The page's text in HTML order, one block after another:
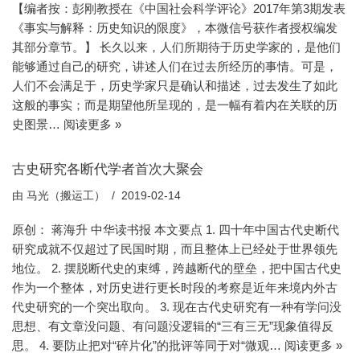
【编者按：彭刚教授在《中国社会科学评论》2017年第3期发表
《事实与解释：历史知识的限度》，本微信号获作者授权编发
其部分章节。】 长久以来，人们所期待于历史学家的，是他们
能够通过自己的研究，讲述人们在过去所经历的事情。可是，
人们不会满足于，历史学家只是确认和描述，过去发生了如此
这般的事实；而是期望他所呈现的，是一幅有着内在关联的历
史图景… 阅读更多 »
古史研究各断代学者首次大聚会
由 马光（搬运工） 2019-02-14
原创： 蒋海升 中华读书报 本文要点 1. 四十年中国古代史断代
研究成就不仅超过了民国时期，而且整体上已经处于世界领先
地位。 2. 摆脱断代史的束缚，跨越断代的壁垒，把中国古代史
作为一个整体，对历史进行更长时段的考察是近年来境内外古
代史研究的一个突出取向。 3. 现在古代史研究有一种有学问没
思想、有文章没问题、有问题没逻辑的“三有三无”现象值得反
思。 4. 要防止把对“碎片化”的批评等同于对“微观… 阅读更多 »